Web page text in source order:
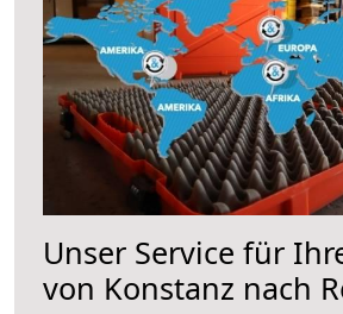
Unser Service für
von Konstanz nach